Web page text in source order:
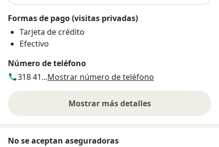
Formas de pago (visitas privadas)
Tarjeta de crédito
Efectivo
Número de teléfono
318 41...Mostrar número de teléfono
Mostrar más detalles
sobre la dirección
No se aceptan aseguradoras